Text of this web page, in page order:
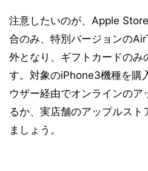
注意したいのが、Apple
合のみ、特別バージョンの
外となり、ギフトカードのみ
す。対象のiPhone3機種を購
ウザー経由でオンラインの
るか、実店舗のアップルスト
ましょう。